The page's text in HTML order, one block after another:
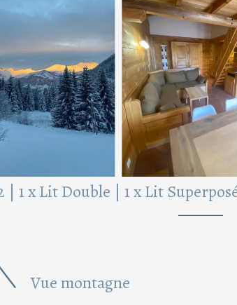
| 1 x Lit Double | 1 x Lit
Vue montagne